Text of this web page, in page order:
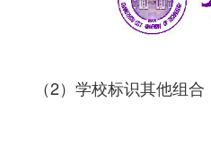
（2）学校标识其他组